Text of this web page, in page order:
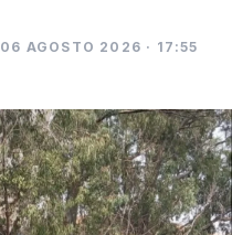
06 AGOSTO 2026 · 17:55